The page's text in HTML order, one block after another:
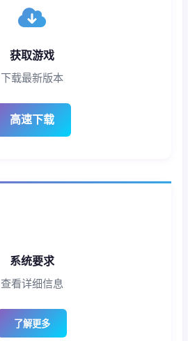
获取游戏
下载最新版本
高速下载
系统要求
查看详细信息
了解更多